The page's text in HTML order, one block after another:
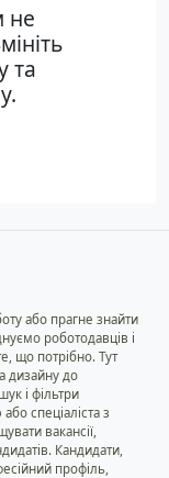
не
та
або прагне знайти
роботодавців і
що потрібно. Тут
дизайну до
і фільтри
спеціаліста з
вакансії,
Кандидати,
профіль,